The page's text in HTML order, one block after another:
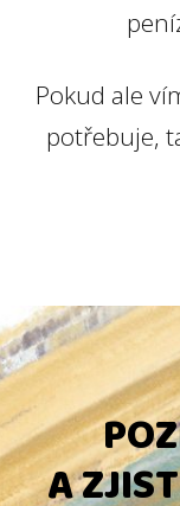
Pokud ale
potřebuje,
A